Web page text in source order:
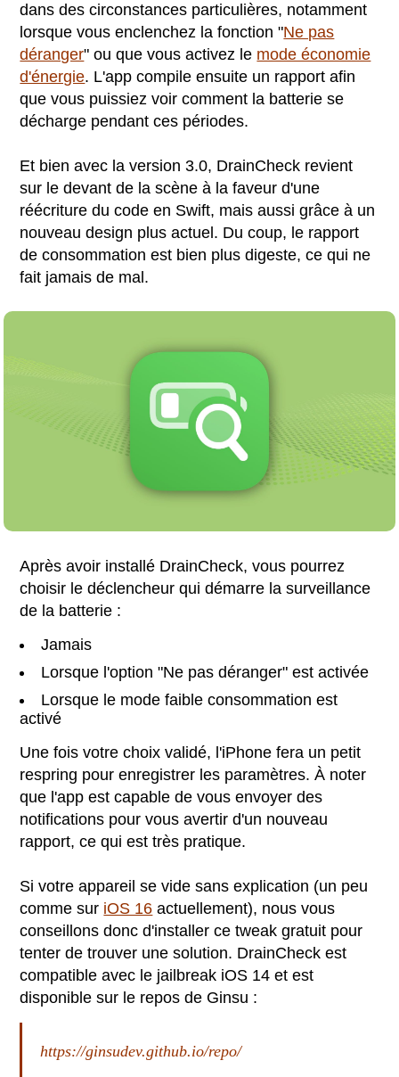
dans des circonstances particulières, notamment
lorsque vous enclenchez la fonction "Ne pas
déranger" ou que vous activez le mode économie
d'énergie. L'app compile ensuite un rapport afin
que vous puissiez voir comment la batterie se
décharge pendant ces périodes.
Et bien avec la version 3.0, DrainCheck revient
sur le devant de la scène à la faveur d'une
réécriture du code en Swift, mais aussi grâce à un
nouveau design plus actuel. Du coup, le rapport
de consommation est bien plus digeste, ce qui ne
fait jamais de mal.
Après avoir installé DrainCheck, vous pourrez
choisir le déclencheur qui démarre la surveillance
de la batterie :
Jamais
Lorsque l'option "Ne pas déranger" est activée
Lorsque le mode faible consommation est
activé
Une fois votre choix validé, l'iPhone fera un petit
respring pour enregistrer les paramètres. À noter
que l'app est capable de vous envoyer des
notifications pour vous avertir d'un nouveau
rapport, ce qui est très pratique.
Si votre appareil se vide sans explication (un peu
comme sur iOS 16 actuellement), nous vous
conseillons donc d'installer ce tweak gratuit pour
tenter de trouver une solution. DrainCheck est
compatible avec le jailbreak iOS 14 et est
disponible sur le repos de Ginsu :
https://ginsudev.github.io/repo/